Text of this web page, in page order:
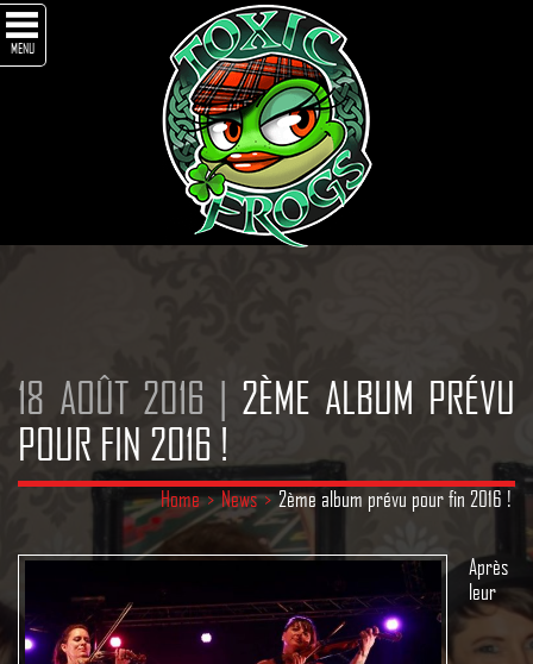
MENU
18 AOÛT 2016 | 2ÈME ALBUM PRÉVU
POUR FIN 2016 !
Home > News > 2ème album prévu pour fin 2016 !
Après
leur